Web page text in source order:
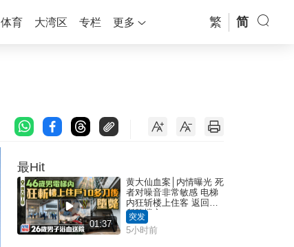
体育 大湾区 专栏 更多 繁 简
最Hit
01:37
黄大仙血案│内情曝光 死
者对噪音非常敏感 电梯
内狂斩楼上住客 返回住
所堕楼亡
突发
5小时前